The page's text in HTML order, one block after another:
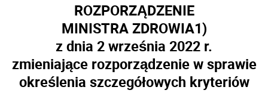
ROZPORZĄDZENIE
MINISTRA ZDROWIA1)
z dnia 2 września 2022 r.
zmieniające rozporządzenie w sprawie
określenia szczegółowych kryteriów